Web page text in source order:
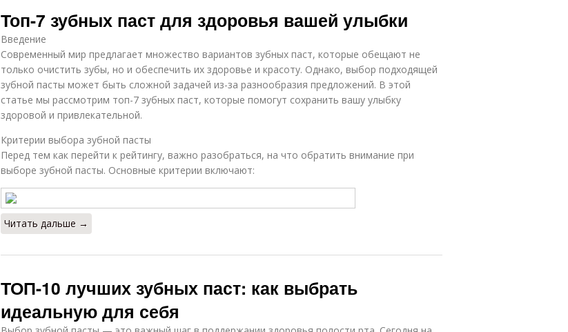
Топ-7 зубных паст для здоровья вашей улыбки
Введение
Современный мир предлагает множество вариантов зубных паст, которые обещают не
только очистить зубы, но и обеспечить их здоровье и красоту. Однако, выбор подходящей
зубной пасты может быть сложной задачей из-за разнообразия предложений. В этой
статье мы рассмотрим топ-7 зубных паст, которые помогут сохранить вашу улыбку
здоровой и привлекательной.
Критерии выбора зубной пасты
Перед тем как перейти к рейтингу, важно разобраться, на что обратить внимание при
выборе зубной пасты. Основные критерии включают:
Читать дальше →
ТОП-10 лучших зубных паст: как выбрать
идеальную для себя